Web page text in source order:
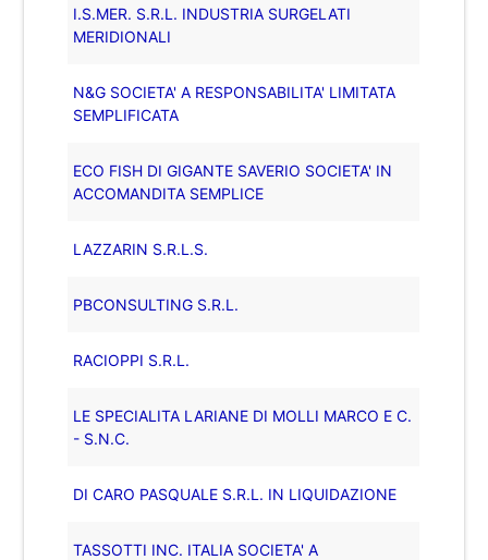
I.S.MER. S.R.L. INDUSTRIA SURGELATI
MERIDIONALI
N&G SOCIETA' A RESPONSABILITA' LIMITATA
SEMPLIFICATA
ECO FISH DI GIGANTE SAVERIO SOCIETA' IN
ACCOMANDITA SEMPLICE
LAZZARIN S.R.L.S.
PBCONSULTING S.R.L.
RACIOPPI S.R.L.
LE SPECIALITA LARIANE DI MOLLI MARCO E C.
- S.N.C.
DI CARO PASQUALE S.R.L. IN LIQUIDAZIONE
TASSOTTI INC. ITALIA SOCIETA' A